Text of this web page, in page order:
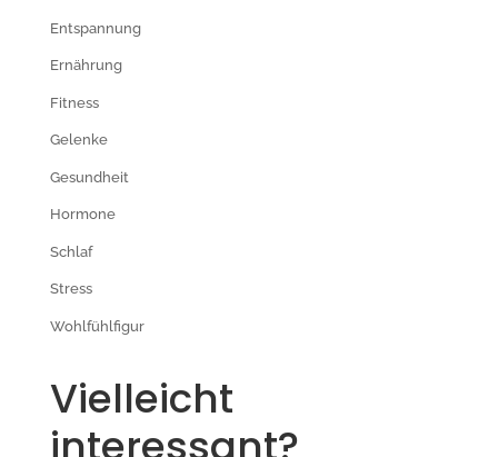
Entspannung
Ernährung
Fitness
Gelenke
Gesundheit
Hormone
Schlaf
Stress
Wohlfühlfigur
Vielleicht